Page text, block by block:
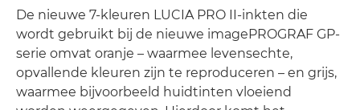
De nieuwe 7-kleuren LUCIA PRO II-inkten die
wordt gebruikt bij de nieuwe imagePROGRAF GP-
serie omvat oranje – waarmee levensechte,
opvallende kleuren zijn te reproduceren – en grijs,
waarmee bijvoorbeeld huidtinten vloeiend